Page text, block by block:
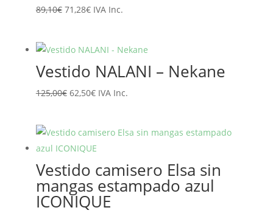
89,10€ El
era:
89,10€.
71,28€El
es:
71,28€.
IVA Inc.
Vestido NALANI – Nekane
125,00€ El
era:
125,00€.
62,50€El
es:
62,50€.
IVA Inc.
Vestido camisero Elsa sin
mangas estampado azul
ICONIQUE